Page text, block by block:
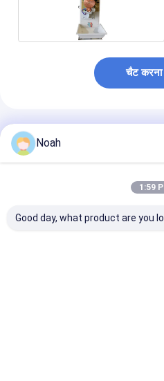
स्टड वेल्डिंग मशीन
किकलेस केबल्स
औद्योगिक स्प्रिंग बैलेंसर
कार डेंट खींचने वाला
कैपेसिटर डिस्चार्ज स्पॉट वेल्डिंग
चैट करना
अनुशंसित उत्पाद
Noah
1:59
Good day, what product are you